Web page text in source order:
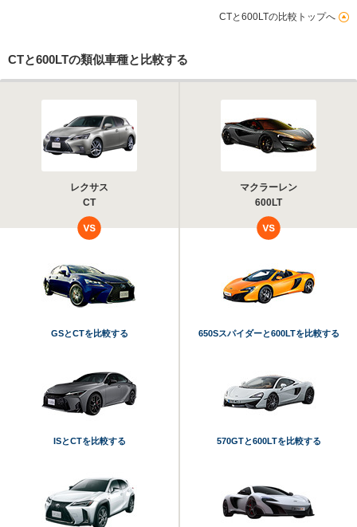
CTと600LTの比較トップへ
CTと600LTの類似車種と比較する
レクサス
CT
マクラーレン
600LT
GSとCTを比較する
ISとCTを比較する
650Sスパイダーと600LTを比較する
570GTと600LTを比較する